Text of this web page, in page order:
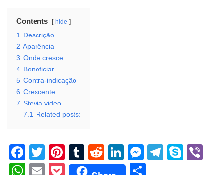
Contents hide
1 Descrição
2 Aparência
3 Onde cresce
4 Beneficiar
5 Contra-indicação
6 Crescente
7 Stevia video
7.1 Related posts:
F
a
T
wi
Pi
nt
T
u
R
e
Li
n
M
e
T
S
W
E
P